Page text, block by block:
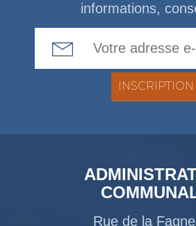
informations,
Rue de la